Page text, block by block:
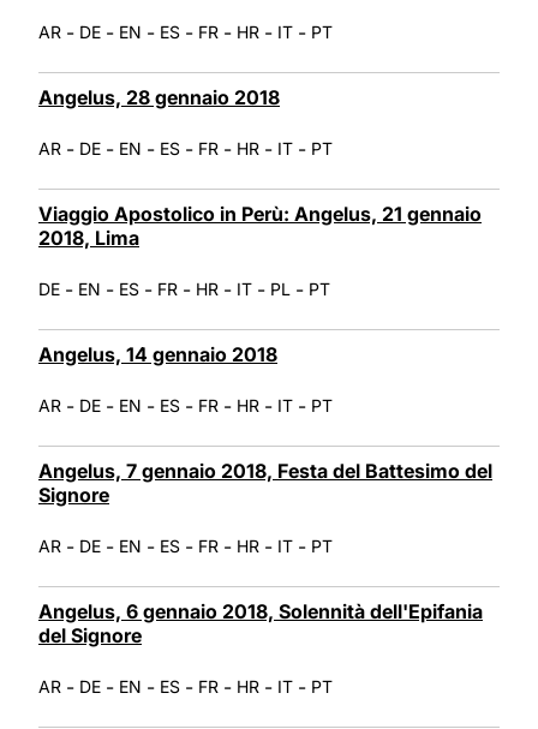
AR - DE - EN - ES - FR - HR - IT - PT
Angelus, 28 gennaio 2018
AR - DE - EN - ES - FR - HR - IT - PT
Viaggio Apostolico in Perù: Angelus, 21 gennaio
2018, Lima
DE - EN - ES - FR - HR - IT - PL - PT
Angelus, 14 gennaio 2018
AR - DE - EN - ES - FR - HR - IT - PT
Angelus, 7 gennaio 2018, Festa del Battesimo del
Signore
AR - DE - EN - ES - FR - HR - IT - PT
Angelus, 6 gennaio 2018, Solennità dell'Epifania
del Signore
AR - DE - EN - ES - FR - HR - IT - PT